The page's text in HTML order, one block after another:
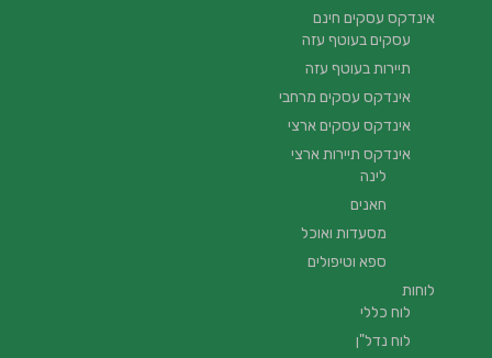
אינדקס עסקים חינם
עסקים בעוטף עזה
תיירות בעוטף עזה
אינדקס עסקים מרחבי
אינדקס עסקים ארצי
אינדקס תיירות ארצי
לינה
חאנים
מסעדות ואוכל
ספא וטיפולים
לוחות
לוח כללי
לוח נדל"ן